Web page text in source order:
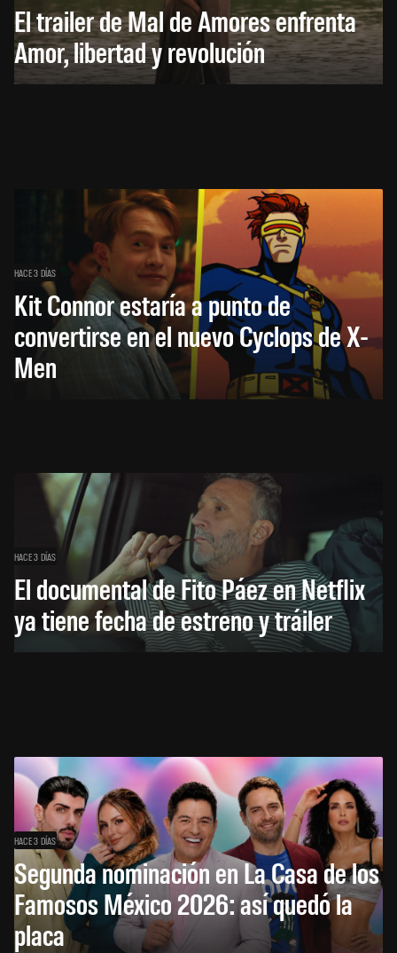
El trailer de Mal de Amores enfrenta
Amor, libertad y revolución
HACE 3 DÍAS
Kit Connor estaría a punto de
convertirse en el nuevo Cyclops de X-
Men
HACE 3 DÍAS
El documental de Fito Páez en Netflix
ya tiene fecha de estreno y tráiler
HACE 3 DÍAS
Segunda nominación en La Casa de los
Famosos México 2026: así quedó la
placa